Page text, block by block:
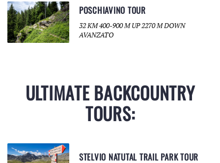
POSCHIAVINO TOUR
32 KM 400-900 M UP 2270 M DOWN
AVANZATO
ULTIMATE BACKCOUNTRY
TOURS:
STELVIO NATUTAL TRAIL PARK TOUR